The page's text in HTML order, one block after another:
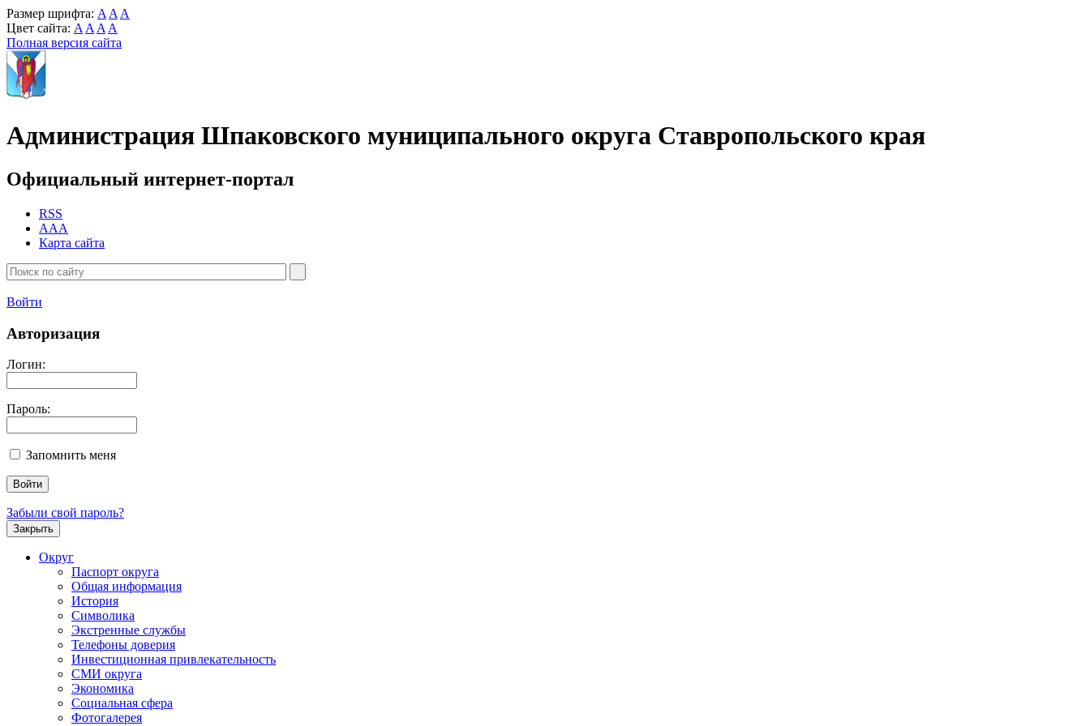
Размер шрифта: A A A
Цвет сайта: A A A A
Полная версия сайта
Администрация Шпаковского муниципального округа Ставропольского края
Официальный интернет-портал
RSS
AAA
Карта сайта
Войти
Авторизация
Логин:
Пароль:
Запомнить меня
Забыли свой пароль?
Закрыть
Округ
Паспорт округа
Общая информация
История
Символика
Экстренные службы
Телефоны доверия
Инвестиционная привлекательность
СМИ округа
Экономика
Социальная сфера
Фотогалерея